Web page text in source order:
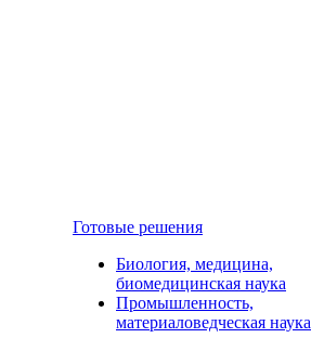
Готовые решения
Биология, медицина,
биомедицинская наука
Промышленность,
материаловедческая наука